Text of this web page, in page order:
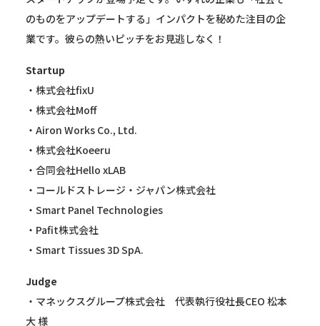
のものをアップデートする」インパクトを秘めた注目の企
業です。彼らの熱いピッチをお見逃しなく！
Startup
・株式会社fixU
・株式会社Moff
・Airon Works Co., Ltd.
・株式会社Koeeru
・合同会社Hello xLAB
・コールドストレージ・ジャパン株式会社
・Smart Panel Technologies
・Pafit株式会社
・Smart Tissues 3D SpA.
Judge
・マネックスグループ株式会社 代表執行役社長CEO 松本
大 様